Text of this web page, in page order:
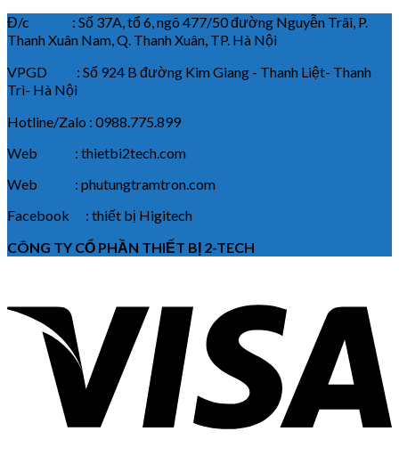
Đ/c : Số 37A, tổ 6, ngõ 477/50 đường Nguyễn Trãi, P.
Thanh Xuân Nam, Q. Thanh Xuân, TP. Hà Nội
VPGD : Số 924 B đường Kim Giang - Thanh Liệt- Thanh
Trì- Hà Nội
Hotline/Zalo : 0988.775.899
Web : thietbi2tech.com
Web : phutungtramtron.com
Facebook : thiết bị Higitech
CÔNG TY CỔ PHẦN THIẾT BỊ 2-TECH